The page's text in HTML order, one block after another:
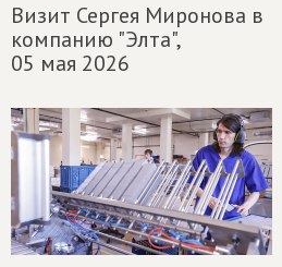
Визит Сергея Миронова в
компанию "Элта",
05 мая 2026